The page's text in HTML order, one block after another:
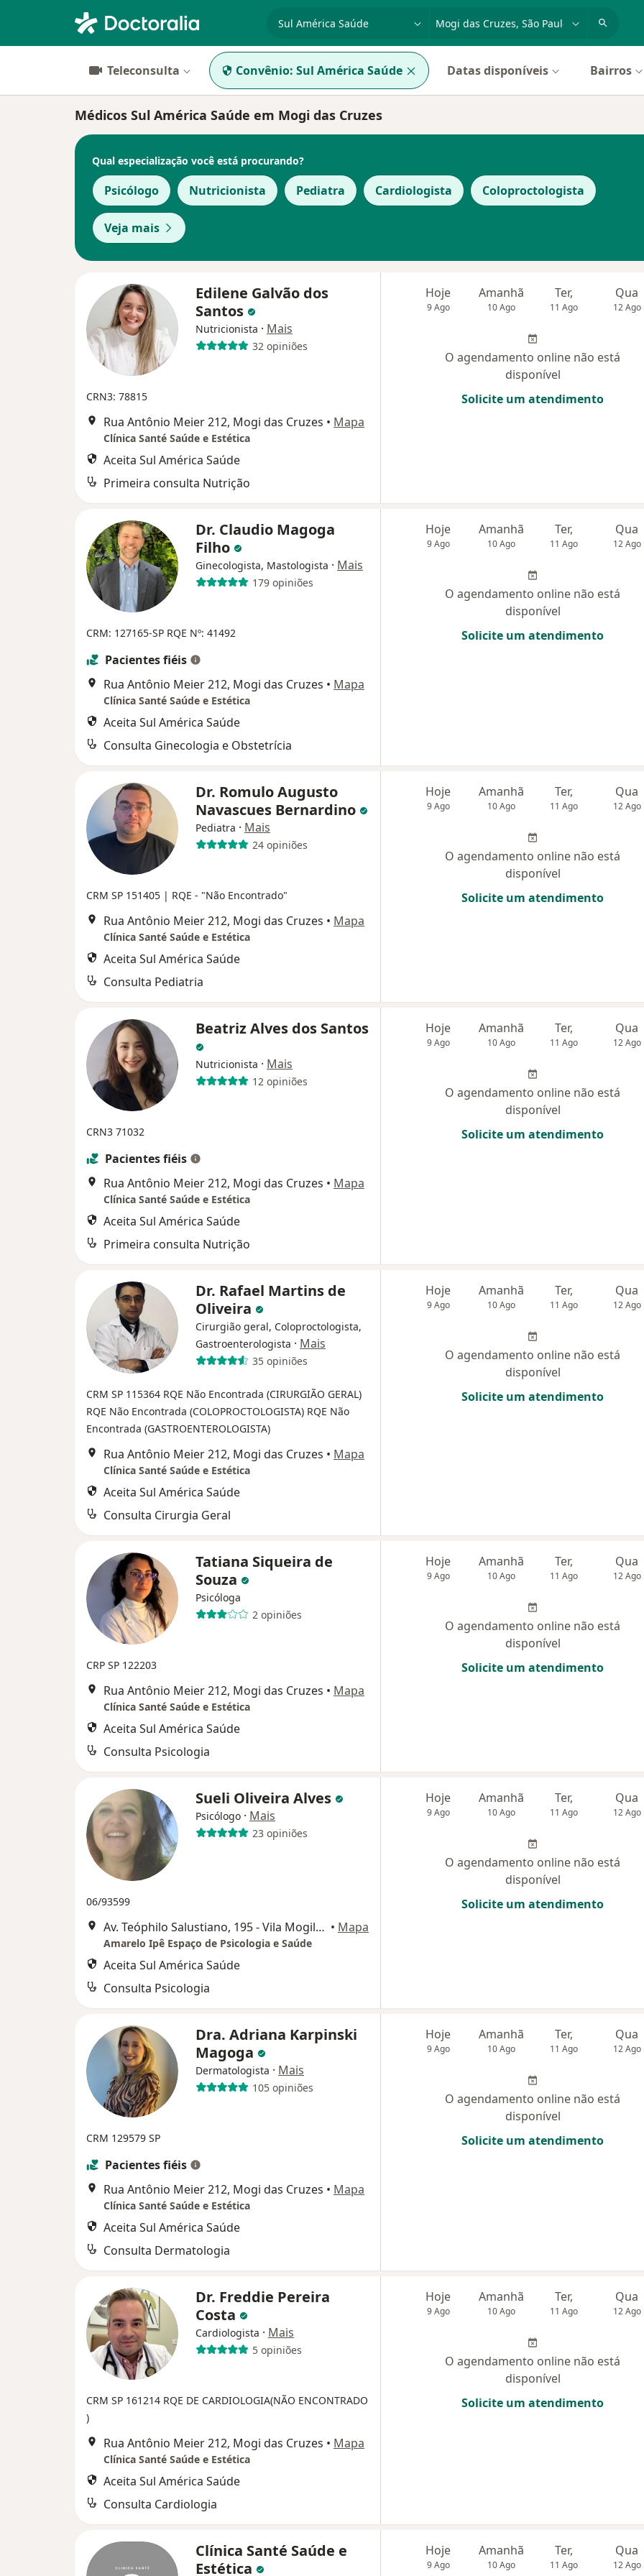
especialidade, doença ou nome
Teleconsulta Convênio: Sul América Saúde Datas disponíveis Bairros
Médicos Sul América Saúde em Mogi das Cruzes
Qual especialização você está procurando?
Psicólogo Nutricionista Pediatra Cardiologista Coloproctologista
Veja mais
Edilene Galvão dos
Santos
Nutricionista · Mais
32 opiniões
CRN3: 78815
Rua Antônio Meier 212, Mogi das Cruzes • Mapa
Clínica Santé Saúde e Estética
Aceita Sul América Saúde
Primeira consulta Nutrição
Hoje
9 Ago
Amanhã
10 Ago
Ter,
11 Ago
Qua
12 Ago
O agendamento online não está
disponível
Solicite um atendimento
Dr. Claudio Magoga
Filho
Ginecologista, Mastologista · Mais
179 opiniões
CRM: 127165-SP RQE Nº: 41492
Pacientes fiéis
Rua Antônio Meier 212, Mogi das Cruzes • Mapa
Clínica Santé Saúde e Estética
Aceita Sul América Saúde
Consulta Ginecologia e Obstetrícia
Hoje
9 Ago
Amanhã
10 Ago
Ter,
11 Ago
Qua
12 Ago
O agendamento online não está
disponível
Solicite um atendimento
Dr. Romulo Augusto
Navascues Bernardino
Pediatra · Mais
24 opiniões
CRM SP 151405 | RQE - "Não Encontrado"
Rua Antônio Meier 212, Mogi das Cruzes • Mapa
Clínica Santé Saúde e Estética
Aceita Sul América Saúde
Consulta Pediatria
Hoje
9 Ago
Amanhã
10 Ago
Ter,
11 Ago
Qua
12 Ago
O agendamento online não está
disponível
Solicite um atendimento
Beatriz Alves dos Santos
Nutricionista · Mais
12 opiniões
CRN3 71032
Pacientes fiéis
Rua Antônio Meier 212, Mogi das Cruzes • Mapa
Clínica Santé Saúde e Estética
Aceita Sul América Saúde
Primeira consulta Nutrição
Hoje
9 Ago
Amanhã
10 Ago
Ter,
11 Ago
Qua
12 Ago
O agendamento online não está
disponível
Solicite um atendimento
Dr. Rafael Martins de
Oliveira
Cirurgião geral, Coloproctologista,
Gastroenterologista · Mais
35 opiniões
CRM SP 115364 RQE Não Encontrada (CIRURGIÃO GERAL)
RQE Não Encontrada (COLOPROCTOLOGISTA) RQE Não
Encontrada (GASTROENTEROLOGISTA)
Rua Antônio Meier 212, Mogi das Cruzes • Mapa
Clínica Santé Saúde e Estética
Aceita Sul América Saúde
Consulta Cirurgia Geral
Hoje
9 Ago
Amanhã
10 Ago
Ter,
11 Ago
Qua
12 Ago
O agendamento online não está
disponível
Solicite um atendimento
Tatiana Siqueira de
Souza
Psicóloga
2 opiniões
CRP SP 122203
Rua Antônio Meier 212, Mogi das Cruzes • Mapa
Clínica Santé Saúde e Estética
Aceita Sul América Saúde
Consulta Psicologia
Hoje
9 Ago
Amanhã
10 Ago
Ter,
11 Ago
Qua
12 Ago
O agendamento online não está
disponível
Solicite um atendimento
Sueli Oliveira Alves
Psicólogo · Mais
23 opiniões
06/93599
Av. Teóphilo Salustiano, 195 - Vila Mogilar, Mogi das Cruzes • Mapa
Amarelo Ipê Espaço de Psicologia e Saúde
Aceita Sul América Saúde
Consulta Psicologia
Hoje
9 Ago
Amanhã
10 Ago
Ter,
11 Ago
Qua
12 Ago
O agendamento online não está
disponível
Solicite um atendimento
Dra. Adriana Karpinski
Magoga
Dermatologista · Mais
105 opiniões
CRM 129579 SP
Pacientes fiéis
Rua Antônio Meier 212, Mogi das Cruzes • Mapa
Clínica Santé Saúde e Estética
Aceita Sul América Saúde
Consulta Dermatologia
Hoje
9 Ago
Amanhã
10 Ago
Ter,
11 Ago
Qua
12 Ago
O agendamento online não está
disponível
Solicite um atendimento
Dr. Freddie Pereira
Costa
Cardiologista · Mais
5 opiniões
CRM SP 161214 RQE DE CARDIOLOGIA(NÃO ENCONTRADO
)
Rua Antônio Meier 212, Mogi das Cruzes • Mapa
Clínica Santé Saúde e Estética
Aceita Sul América Saúde
Consulta Cardiologia
Hoje
9 Ago
Amanhã
10 Ago
Ter,
11 Ago
Qua
12 Ago
O agendamento online não está
disponível
Solicite um atendimento
Clínica Santé Saúde e
Estética
Hoje
9 Ago
Amanhã
10 Ago
Ter,
11 Ago
Qua
12 Ago